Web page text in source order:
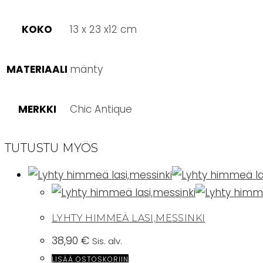
KOKO 13 x 23 x12 cm
MATERIAALI mänty
MERKKI Chic Antique
TUTUSTU MYÖS
LYHTY HIMMEÄ LASI,MESSINKI
38,90 € Sis. alv.
LISÄÄ OSTOSKORIIN